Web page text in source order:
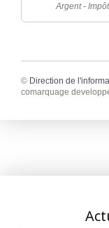
Argent -
© Direction de
comarquage